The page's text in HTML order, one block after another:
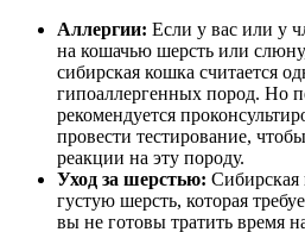
Аллергии: Если у вас или у
на кошачью шерсть или
сибирская кошка считается
гипоаллергенных пород. Но
рекомендуется
провести тестирование,
реакции на эту породу.
Уход за шерстью:
густую шерсть, которая
вы не готовы тратить время